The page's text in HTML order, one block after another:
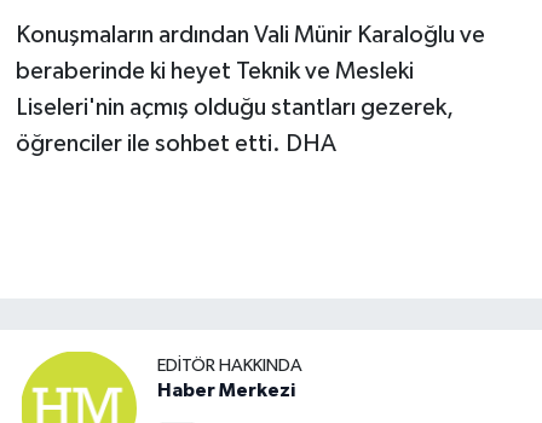
Konuşmaların ardından Vali Münir Karaloğlu ve
beraberinde ki heyet Teknik ve Mesleki
Liseleri'nin açmış olduğu stantları gezerek,
öğrenciler ile sohbet etti. DHA
EDITÖR HAKKINDA
Haber Merkezi